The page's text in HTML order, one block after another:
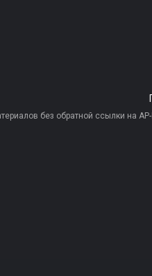
без обратной ссылки на